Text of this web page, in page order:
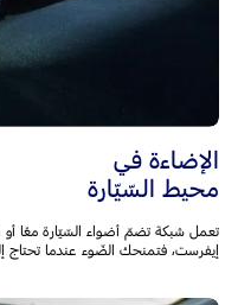
الإضاءة في
محيط السّيّارة
تعمل شبكة تضمّ أضواء السّيّارة معًا
إيفرست، فتمنحك الضّوء عندما تحتاج